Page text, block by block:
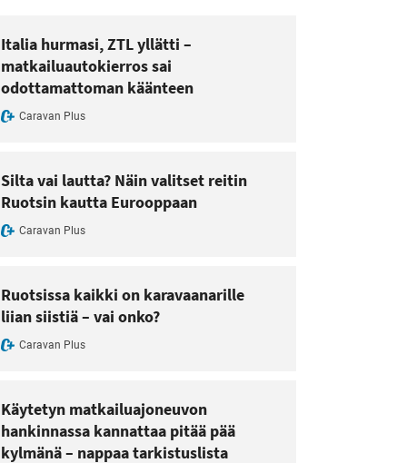
Italia hurmasi, ZTL yllätti –
matkailuautokierros sai
odottamattoman käänteen
Caravan Plus
Silta vai lautta? Näin valitset reitin
Ruotsin kautta Eurooppaan
Caravan Plus
Ruotsissa kaikki on karavaanarille
liian siistiä – vai onko?
Caravan Plus
Käytetyn matkailuajoneuvon
hankinnassa kannattaa pitää pää
kylmänä – nappaa tarkistuslista